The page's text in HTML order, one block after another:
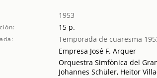
1953
15 p.
Temporada de cuaresma
Empresa José F. Arquer
Orquestra Simfònica del
Johannes Schüler, Heitor